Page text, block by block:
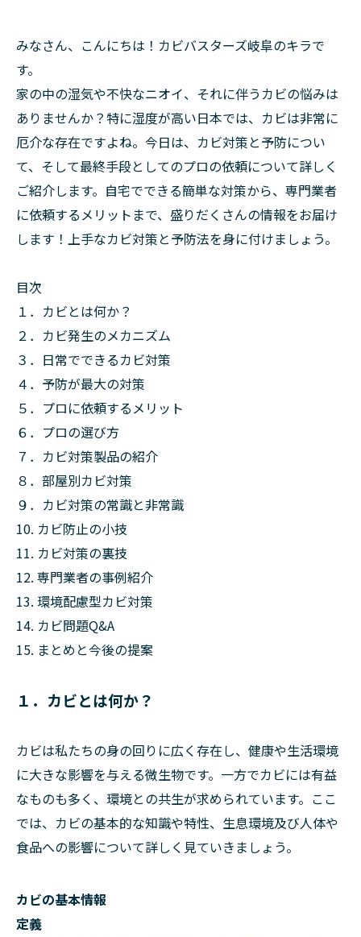
みなさん、こんにちは！カビバスターズ岐阜のキラで
す。
家の中の湿気や不快なニオイ、それに伴うカビの悩みは
ありませんか？特に湿度が高い日本では、カビは非常に
厄介な存在ですよね。今日は、カビ対策と予防につい
て、そして最終手段としてのプロの依頼について詳しく
ご紹介します。自宅でできる簡単な対策から、専門業者
に依頼するメリットまで、盛りだくさんの情報をお届け
します！上手なカビ対策と予防法を身に付けましょう。
目次
１．カビとは何か？
２．カビ発生のメカニズム
３．日常でできるカビ対策
４．予防が最大の対策
５．プロに依頼するメリット
６．プロの選び方
７．カビ対策製品の紹介
８．部屋別カビ対策
９．カビ対策の常識と非常識
10. カビ防止の小技
11. カビ対策の裏技
12. 専門業者の事例紹介
13. 環境配慮型カビ対策
14. カビ問題Q&A
15. まとめと今後の提案
１．カビとは何か？
カビは私たちの身の回りに広く存在し、健康や生活環境
に大きな影響を与える微生物です。一方でカビには有益
なものも多く、環境との共生が求められています。ここ
では、カビの基本的な知識や特性、生息環境及び人体や
食品への影響について詳しく見ていきましょう。
カビの基本情報
定義